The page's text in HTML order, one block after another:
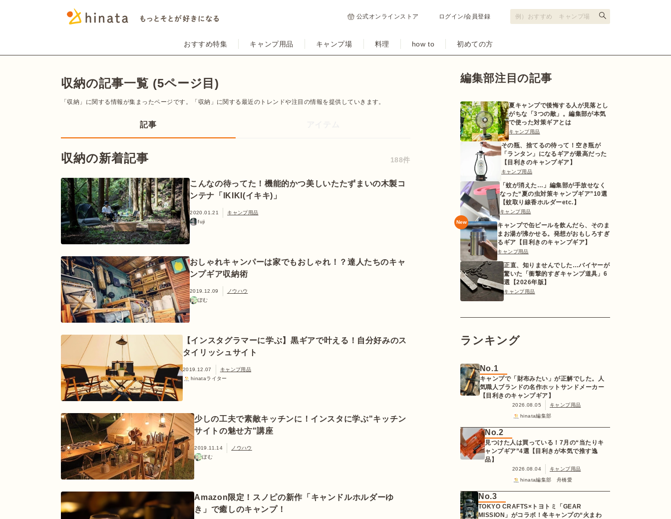
公式オンラインストア ログイン/会員登録
おすすめ特集 キャンプ用品 キャンプ場 料理 how to 初めての方
収納の記事一覧 (5ページ目)
「収納」に関する情報が集まったページです。「収納」に関する最近のトレンドや注目の情報を提供していきます。
記事
収納の新着記事 188件
こんなの待ってた！機能的かつ美しいたたずまいの木製コ
ンテナ「IKIKI(イキキ)」
2020.01.21
キャンプ用品
fuji
おしゃれキャンパーは家でもおしゃれ！？達人たちのキャ
ンプギア収納術
2019.12.09
ノウハウ
ぽむ
【インスタグラマーに学ぶ】黒ギアで叶える！自分好みのス
タイリッシュサイト
2019.12.07
キャンプ用品
hinataライター
少しの工夫で素敵キッチンに！インスタに学ぶ"キッチン
サイトの魅せ方"講座
2019.11.14
ノウハウ
ぽむ
Amazon限定！スノピの新作「キャンドルホルダーゆ
き」で癒しのキャンプ！
編集部注目の記事
夏キャンプで後悔する人が見落とし
がちな「3つの敵」。編集部が本気
で使った対策ギアとは
キャンプ用品
その瓶、捨てるの待って！空き瓶が
「ランタン」になるギアが最高だった
【目利きのキャンプギア】
キャンプ用品
「蚊が消えた…」編集部が手放せなく
なった“夏の虫対策キャンプギア”10選
【蚊取り線香ホルダーetc.】
キャンプ用品
New
キャンプで缶ビールを飲んだら、そのま
まお湯が沸かせる。発想がおもしろすぎ
るギア【目利きのキャンプギア】
キャンプ用品
正直、知りませんでした…バイヤーが
驚いた「衝撃的すぎキャンプ道具」6
選【2026年版】
キャンプ用品
ランキング
No.1
キャンプで「財布みたい」が正解でした。人
気職人ブランドの名作ホットサンドメーカー
【目利きのキャンプギア】
2026.08.05
キャンプ用品
hinata編集部
No.2
見つけた人は買っている！7月の“当たりキ
ャンプギア”4選【目利きが本気で推す逸
品】
2026.08.04
キャンプ用品
hinata編集部 舟橋愛
No.3
TOKYO CRAFTS×トヨトミ「GEAR
MISSION」がコラボ！冬キャンプの“火まわ